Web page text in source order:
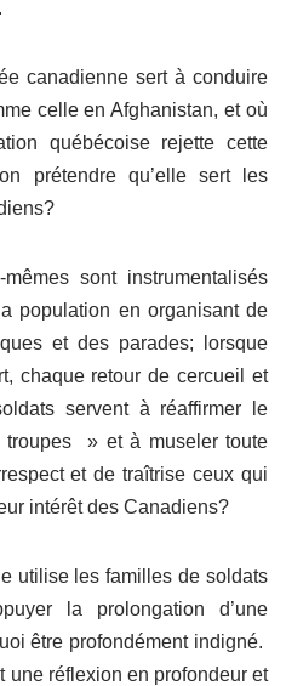
canadienne sert à conduire
celle en Afghanistan, et où
québécoise rejette cette
prétendre qu’elle sert les
sont instrumentalisés
population en organisant de
et des parades; lorsque
chaque retour de cercueil et
servent à réaffirmer le
» et à museler toute
et de traîtrise ceux qui
intérêt des Canadiens?
utilise les familles de soldats
la prolongation d’une
être profondément indigné.
une réflexion en profondeur et